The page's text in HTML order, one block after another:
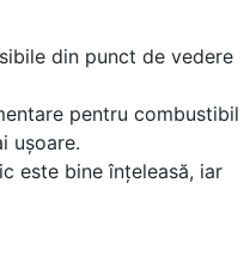
din punct de vedere
pentru combustibil
ușoare.
este bine înțeleasă, iar